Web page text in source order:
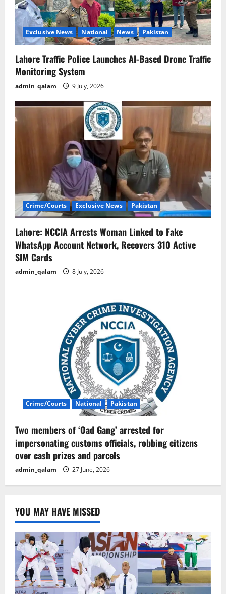
o
n
Exclusive News National News Pakistan
Lahore Traffic Police Launches AI-Based Drone Traffic
Monitoring System
admin_qalam 9 July, 2026
Crime/Courts Exclusive News Pakistan
Lahore: NCCIA Arrests Woman Linked to Fake
WhatsApp Account Network, Recovers 310 Active
SIM Cards
admin_qalam 8 July, 2026
Crime/Courts National Pakistan
Two members of ‘Oad Gang’ arrested for
impersonating customs officials, robbing citizens
over cash prizes and parcels
admin_qalam 27 June, 2026
YOU MAY HAVE MISSED